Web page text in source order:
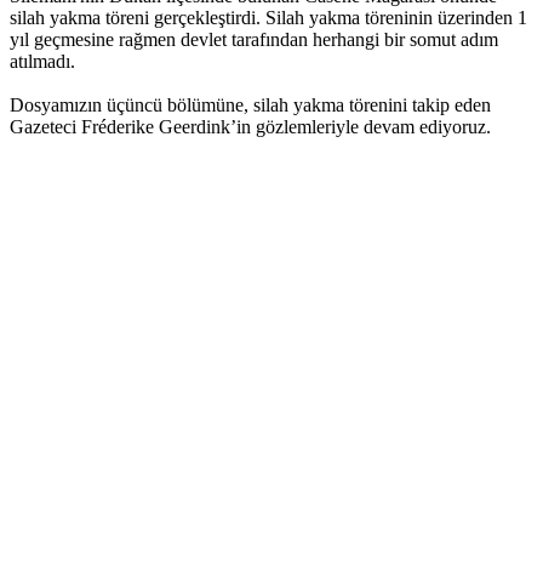
silah yakma töreni gerçekleştirdi. Silah yakma töreninin üzerinden 1
yıl geçmesine rağmen devlet tarafından herhangi bir somut adım
atılmadı.
Dosyamızın üçüncü bölümüne, silah yakma törenini takip eden
Gazeteci Fréderike Geerdink’in gözlemleriyle devam ediyoruz.